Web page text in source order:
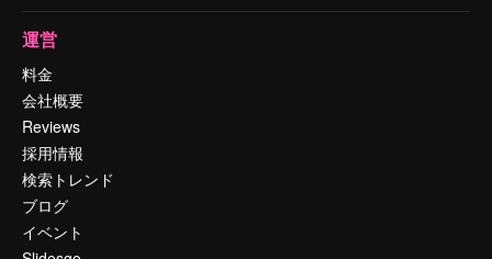
運営
料金
会社概要
Reviews
採用情報
検索トレンド
ブログ
イベント